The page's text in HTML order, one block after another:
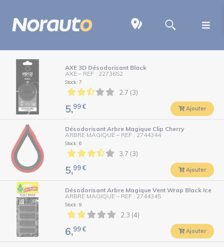
AXE 3D Désodorisant Black
AXE – REF : 2273652
Stock : 7
2.7 (3)
5,99€ Ajouter
Désodorisant Arbre Magique Clip Cherry
ARBRE MAGIQUE – REF : 2744344
Stock : 6
3.7 (3)
5,99€ Ajouter
Désodorisant Arbre Magique Vent Wrap Black Ice
ARBRE MAGIQUE – REF : 2744345
Stock : 9
2.3 (4)
6,99€ Ajouter